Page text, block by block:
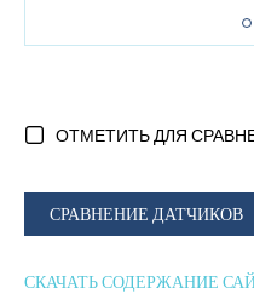
ОТМЕТИТЬ ДЛЯ
СРАВНЕНИЕ ДАТЧИКОВ
СКАЧАТЬ СОДЕРЖАНИЕ